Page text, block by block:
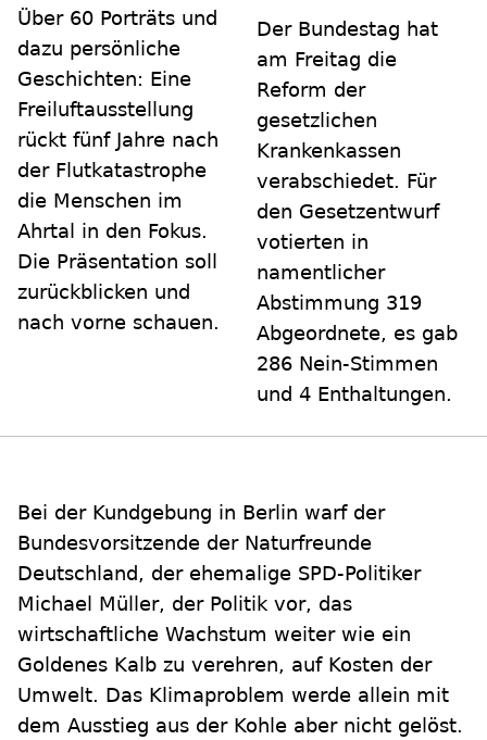
Über 60 Porträts und
dazu persönliche
Geschichten: Eine
Freiluftausstellung
rückt fünf Jahre nach
der Flutkatastrophe
die Menschen im
Ahrtal in den Fokus.
Die Präsentation soll
zurückblicken und
nach vorne schauen.
Der Bundestag hat
am Freitag die
Reform der
gesetzlichen
Krankenkassen
verabschiedet. Für
den Gesetzentwurf
votierten in
namentlicher
Abstimmung 319
Abgeordnete, es gab
286 Nein-Stimmen
und 4 Enthaltungen.
Bei der Kundgebung in Berlin warf der
Bundesvorsitzende der Naturfreunde
Deutschland, der ehemalige SPD-Politiker
Michael Müller, der Politik vor, das
wirtschaftliche Wachstum weiter wie ein
Goldenes Kalb zu verehren, auf Kosten der
Umwelt. Das Klimaproblem werde allein mit
dem Ausstieg aus der Kohle aber nicht gelöst.